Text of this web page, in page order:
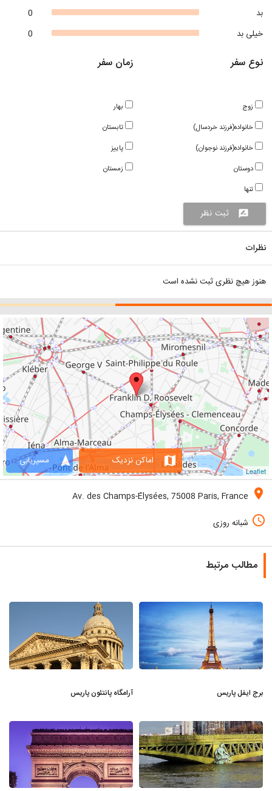
0
بد
0
خیلی بد
زمان سفر
بهار
تابستان
پاییز
زمستان
نوع سفر
زوج
خانواده(فرزند خردسال)
خانواده(فرزند نوجوان)
دوستان
تنها
rate_review ثبت نظر
نظرات
هنوز هیچ نظری ثبت نشده است
Leaflet
navigation مسیریابی map اماکن نزدیک
location_on
Av. des Champs-Élysées, 75008 Paris, France
access_time شبانه روزی
مطالب مرتبط
برج ایفل پاریس آرامگاه پانتئون پاریس